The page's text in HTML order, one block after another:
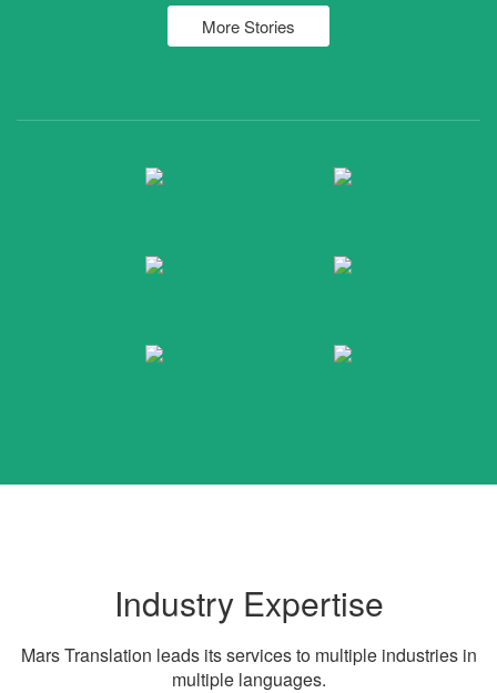
More Stories
Industry Expertise
Mars Translation leads its services to multiple industries in
multiple languages.